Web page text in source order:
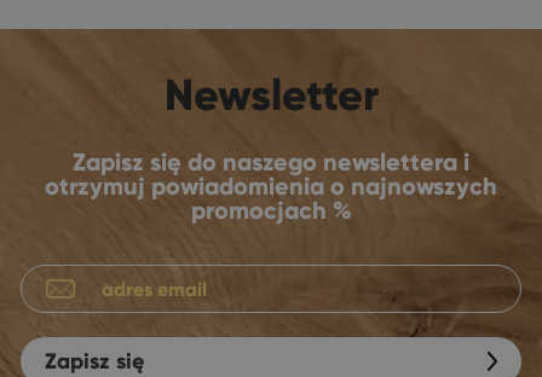
Newsletter
Zapisz się do naszego newslettera i
otrzymuj powiadomienia o najnowszych
promocjach %
Zapisz się